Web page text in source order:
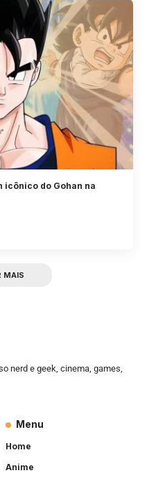
icônico do Gohan na
MAIS
nerd e geek, cinema, games,
Menu
Home
Anime